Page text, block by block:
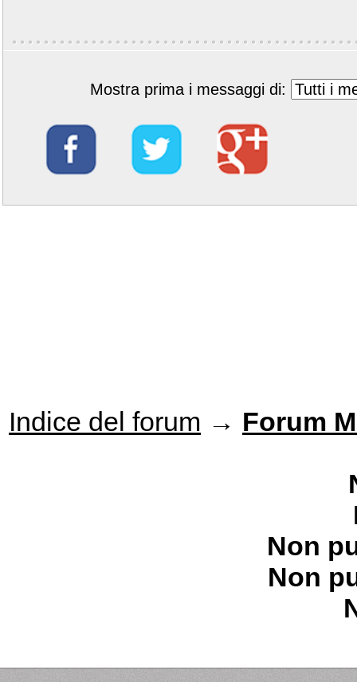
Mostra prima i messaggi di:
Indice del forum → Forum
Non
Non